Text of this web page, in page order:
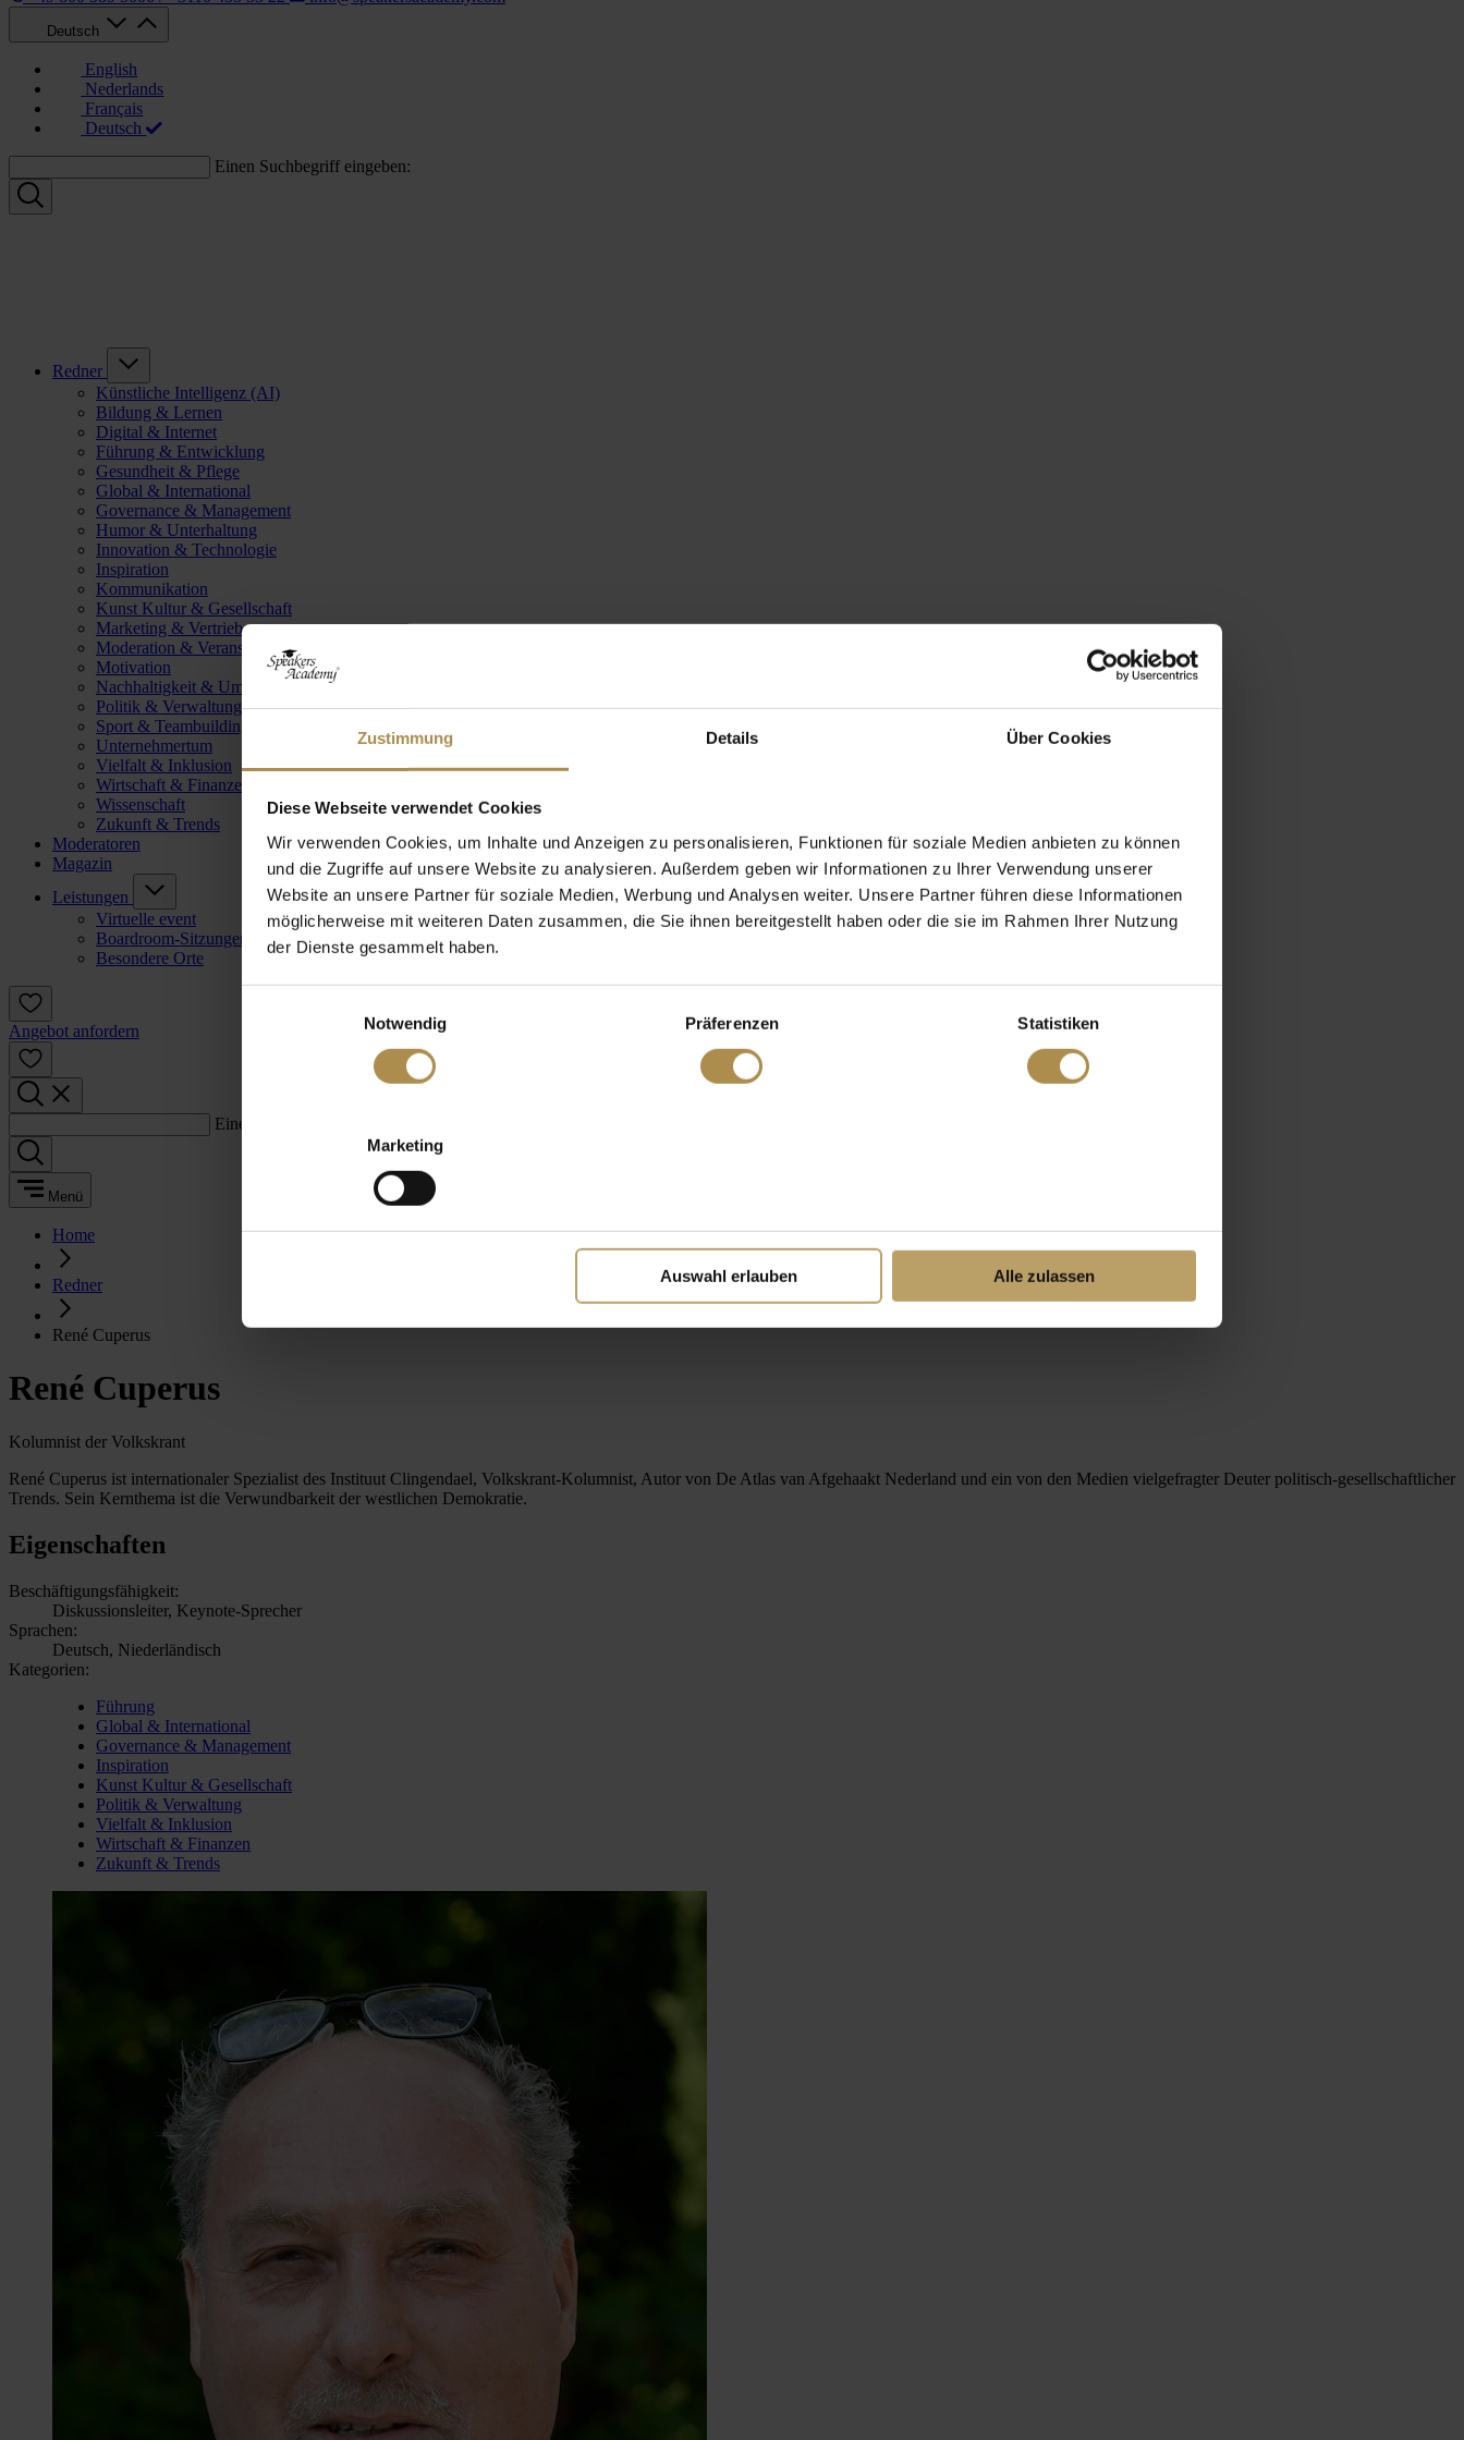
Zustimmung Details Über Cookies
Diese Webseite verwendet Cookies
Wir verwenden Cookies, um Inhalte und Anzeigen zu personalisieren, Funktionen für soziale Medien anbieten zu können
und die Zugriffe auf unsere Website zu analysieren. Außerdem geben wir Informationen zu Ihrer Verwendung unserer
Website an unsere Partner für soziale Medien, Werbung und Analysen weiter. Unsere Partner führen diese Informationen
möglicherweise mit weiteren Daten zusammen, die Sie ihnen bereitgestellt haben oder die sie im Rahmen Ihrer Nutzung
der Dienste gesammelt haben.
Notwendig
Präferenzen Statistiken
Marketing
Auswahl erlauben Alle zulassen
Deutsch
English
Nederlands
Français
Deutsch
Einen Suchbegriff eingeben:
Redner
Künstliche Intelligenz (AI)
Bildung & Lernen
Digital & Internet
Führung & Entwicklung
Gesundheit & Pflege
Global & International
Governance & Management
Humor & Unterhaltung
Innovation & Technologie
Inspiration
Kommunikation
Kunst Kultur & Gesellschaft
Marketing & Vertrieb
Moderation & Veranstaltungsleitung
Motivation
Nachhaltigkeit & Umwelt
Politik & Verwaltung
Sport & Teambuilding
Unternehmertum
Vielfalt & Inklusion
Wirtschaft & Finanzen
Wissenschaft
Zukunft & Trends
Moderatoren
Magazin
Leistungen
Virtuelle event
Boardroom-Sitzungen
Besondere Orte
Angebot anfordern
Einen Suchbegriff eingeben:
Menü
Home
Redner
René Cuperus
René Cuperus
Kolumnist der Volkskrant
René Cuperus ist internationaler Spezialist des Instituut Clingendael, Volkskrant-Kolumnist, Autor von De Atlas van Afgehaakt Nederland und ein von den Medien vielgefragter Deuter politisch-gesellschaftlicher
Trends. Sein Kernthema ist die Verwundbarkeit der westlichen Demokratie.
Eigenschaften
Beschäftigungsfähigkeit:
Diskussionsleiter, Keynote-Sprecher
Sprachen:
Deutsch, Niederländisch
Kategorien:
Führung
Global & International
Governance & Management
Inspiration
Kunst Kultur & Gesellschaft
Politik & Verwaltung
Vielfalt & Inklusion
Wirtschaft & Finanzen
Zukunft & Trends